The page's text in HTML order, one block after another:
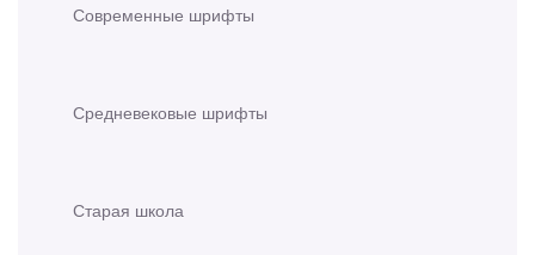
Современные шрифты
Средневековые шрифты
Старая школа